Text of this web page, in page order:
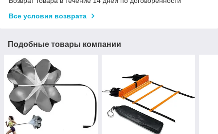
Все условия возврата
Подобные товары компании